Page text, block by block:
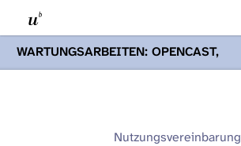
WARTUNGSARBEITEN: OPENCAST,
PODCASTS & TOBIRA
Mi 19. August
Opencast-Videos und Tobira nicht zur
Nutzungsvereinbarung